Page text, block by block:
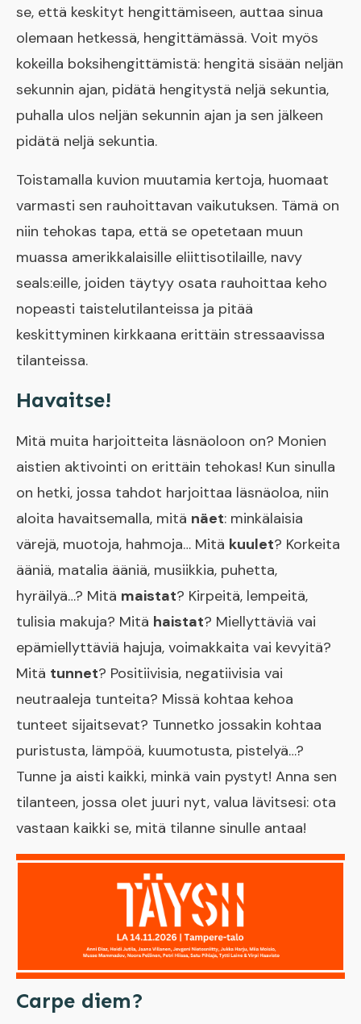
se, että keskityt hengittämiseen, auttaa sinua
olemaan hetkessä, hengittämässä. Voit myös
kokeilla boksihengittämistä: hengitä sisään neljän
sekunnin ajan, pidätä hengitystä neljä sekuntia,
puhalla ulos neljän sekunnin ajan ja sen jälkeen
pidätä neljä sekuntia.
Toistamalla kuvion muutamia kertoja, huomaat
varmasti sen rauhoittavan vaikutuksen. Tämä on
niin tehokas tapa, että se opetetaan muun
muassa amerikkalaisille eliittisotilaille, navy
seals:eille, joiden täytyy osata rauhoittaa keho
nopeasti taistelutilanteissa ja pitää
keskittyminen kirkkaana erittäin stressaavissa
tilanteissa.
Havaitse!
Mitä muita harjoitteita läsnäoloon on? Monien
aistien aktivointi on erittäin tehokas! Kun sinulla
on hetki, jossa tahdot harjoittaa läsnäoloa, niin
aloita havaitsemalla, mitä näet: minkälaisia
värejä, muotoja, hahmoja… Mitä kuulet? Korkeita
ääniä, matalia ääniä, musiikkia, puhetta,
hyräilyä…? Mitä maistat? Kirpeitä, lempeitä,
tulisia makuja? Mitä haistat? Miellyttäviä vai
epämiellyttäviä hajuja, voimakkaita vai kevyitä?
Mitä tunnet? Positiivisia, negatiivisia vai
neutraaleja tunteita? Missä kohtaa kehoa
tunteet sijaitsevat? Tunnetko jossakin kohtaa
puristusta, lämpöä, kuumotusta, pistelyä…?
Tunne ja aisti kaikki, minkä vain pystyt! Anna sen
tilanteen, jossa olet juuri nyt, valua lävitsesi: ota
vastaan kaikki se, mitä tilanne sinulle antaa!
Carpe diem?